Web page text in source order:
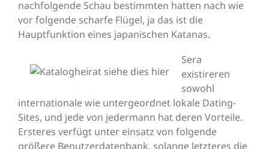
nachfolgende Schau bestimmten hatten nach wie
vor folgende scharfe Flügel, ja das ist die
Hauptfunktion eines japanischen Katanas.
Sera
existireren
sowohl
internationale wie untergeordnet lokale Dating-
Sites, und jede von jedermann hat deren Vorteile.
Ersteres verfügt unter einsatz von folgende
größere Benutzerdatenbank, solange letzteres die